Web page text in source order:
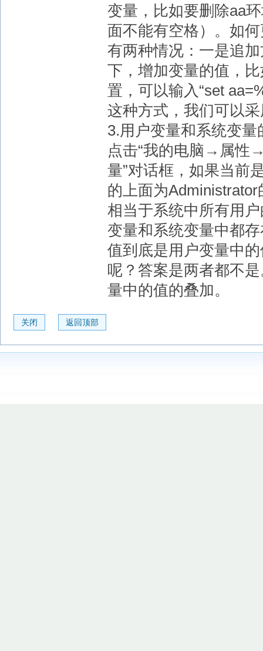
变量，比如要删除aa
面不能有空格）。如
有两种情况：一是追
下，增加变量的值，
置，可以输入“set
这种方式，我们可以
3.用户变量和系统变
点击“我的电脑→属性→
量”对话框，如果当前
的上面为
相当于系统中所有用
变量和系统变量中都
值到底是用户变量中
呢？答案是两者都不
量中的值的叠加。
关闭 返回顶部